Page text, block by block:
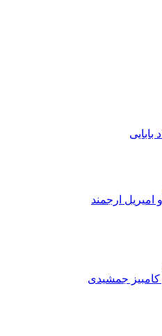
امیریل ارجمند
جمشیدی